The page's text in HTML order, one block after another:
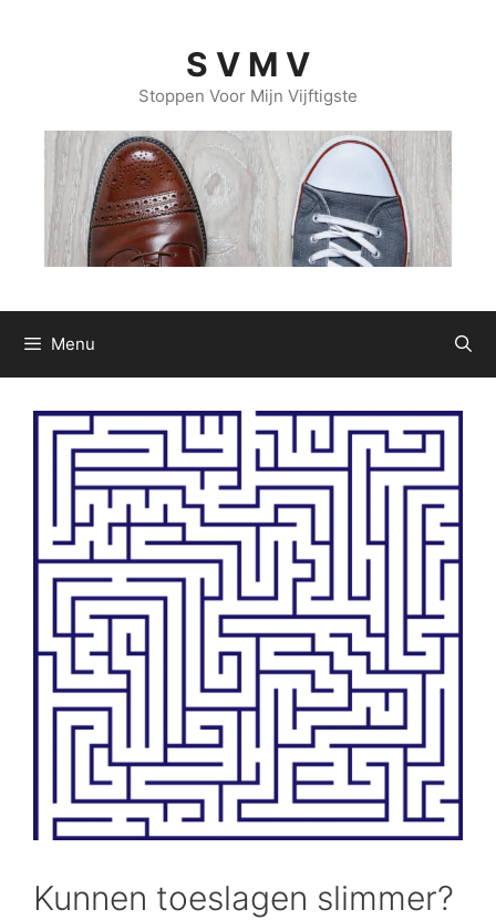
S V M V
Stoppen Voor Mijn Vijftigste
Menu
Kunnen toeslagen slimmer?